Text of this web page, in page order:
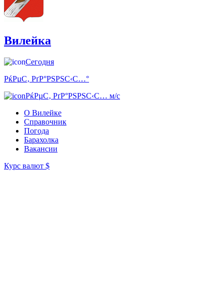
Вилейка
Сегодня
РќРµС‚ РґР°РЅРЅС‹С…°
РќРµС‚ РґР°РЅРЅС‹С… м/с
О Вилейке
Справочник
Погода
Барахолка
Вакансии
Курс валют $